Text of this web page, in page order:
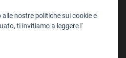
nostre politiche sui cookie e
ti invitiamo a leggere l'